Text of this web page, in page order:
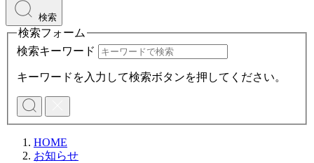
検索
検索フォーム
検索キーワード
キーワードを入力して検索ボタンを押してください。
HOME
お知らせ